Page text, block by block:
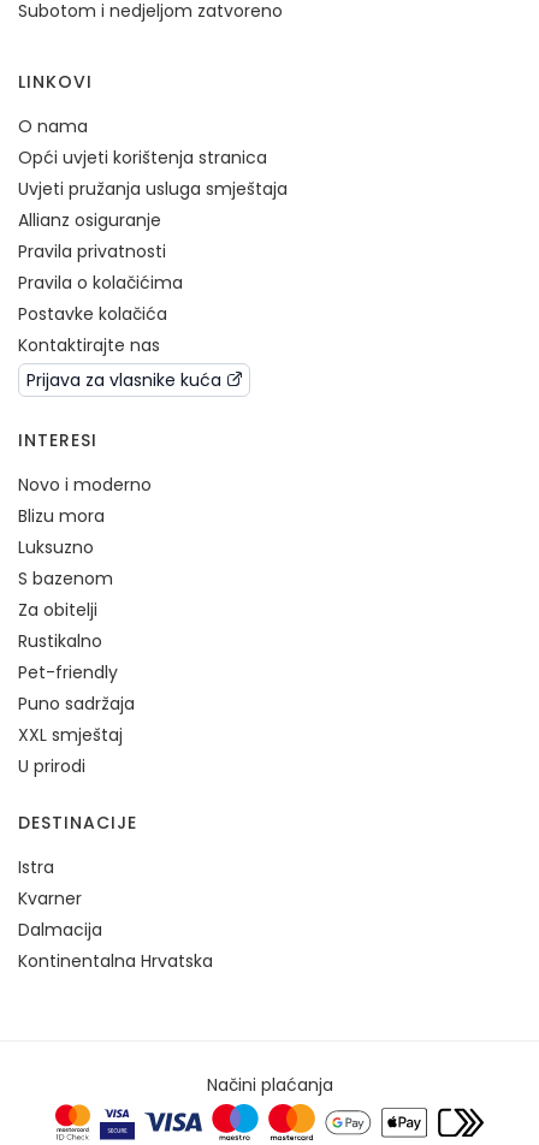
Subotom i nedjeljom zatvoreno
LINKOVI
O nama
Opći uvjeti korištenja stranica
Uvjeti pružanja usluga smještaja
Allianz osiguranje
Pravila privatnosti
Pravila o kolačićima
Postavke kolačića
Kontaktirajte nas
Prijava za vlasnike kuća
INTERESI
Novo i moderno
Blizu mora
Luksuzno
S bazenom
Za obitelji
Rustikalno
Pet-friendly
Puno sadržaja
XXL smještaj
U prirodi
DESTINACIJE
Istra
Kvarner
Dalmacija
Kontinentalna Hrvatska
Načini plaćanja